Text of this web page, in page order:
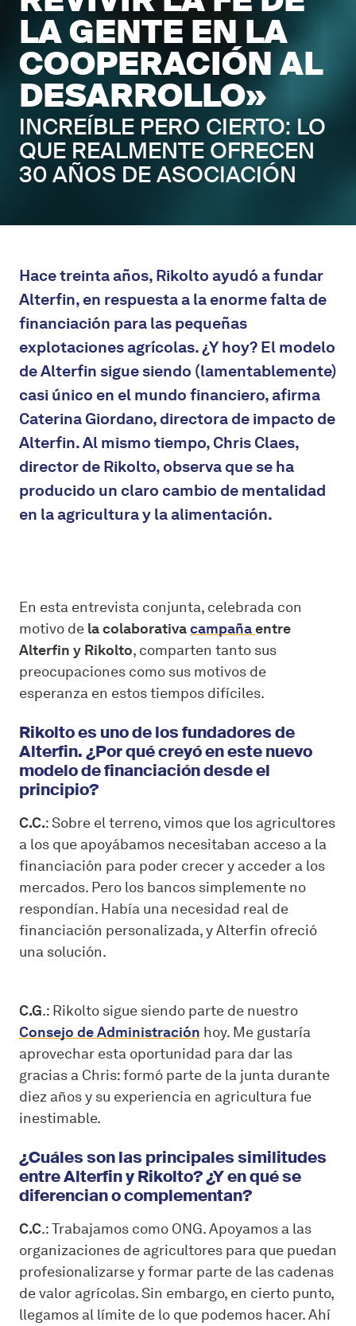
LA GENTE EN LA
COOPERACIÓN AL
DESARROLLO»
INCREÍBLE PERO CIERTO: LO
QUE REALMENTE OFRECEN
30 AÑOS DE ASOCIACIÓN
Hace treinta años, Rikolto ayudó a fundar
Alterfin, en respuesta a la enorme falta de
financiación para las pequeñas
explotaciones agrícolas. ¿Y hoy? El modelo
de Alterfin sigue siendo (lamentablemente)
casi único en el mundo financiero, afirma
Caterina Giordano, directora de impacto de
Alterfin. Al mismo tiempo, Chris Claes,
director de Rikolto, observa que se ha
producido un claro cambio de mentalidad
en la agricultura y la alimentación.
En esta entrevista conjunta, celebrada con
motivo de la colaborativacampañaentre
Alterfin y Rikolto, comparten tanto sus
preocupaciones como sus motivos de
esperanza en estos tiempos difíciles.
Rikolto es uno de los fundadores de
Alterfin. ¿Por qué creyó en este nuevo
modelo de financiación desde el
principio?
C.C.: Sobre el terreno, vimos que los agricultores
a los que apoyábamos necesitaban acceso a la
financiación para poder crecer y acceder a los
mercados. Pero los bancos simplemente no
respondían. Había una necesidad real de
financiación personalizada, y Alterfin ofreció
una solución.
C.G.: Rikolto sigue siendo parte de nuestro
Consejo de Administración hoy. Me gustaría
aprovechar esta oportunidad para dar las
gracias a Chris: formó parte de la junta durante
diez años y su experiencia en agricultura fue
inestimable.
¿Cuáles son las principales similitudes
entre Alterfin y Rikolto? ¿Y en qué se
diferencian o complementan?
C.C.: Trabajamos como ONG. Apoyamos a las
organizaciones de agricultores para que puedan
profesionalizarse y formar parte de las cadenas
de valor agrícolas. Sin embargo, en cierto punto,
llegamos al límite de lo que podemos hacer. Ahí